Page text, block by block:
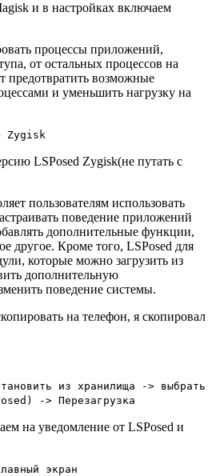
и в настройках включаем
процессы приложений,
от остальных процессов на
предотвратить возможные
и уменьшить нагрузку на
Zygisk
LSPosed Zygisk(не путать с
пользователям использовать
поведение приложений
дополнительные функции,
другое. Кроме того, LSPosed для
которые можно загрузить из
дополнительную
поведение системы.
на телефон, я скопировал
из хранилища -> выбрать
-> Перезагрузка
на уведомление от LSPosed и
экран